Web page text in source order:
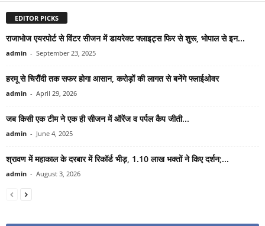
EDITOR PICKS
राजाभोज एयरपोर्ट से विंटर सीजन में डायरेक्ट फ्लाइट्स फिर से शुरू, भोपाल से इन...
admin - September 23, 2025
हरमू से चिरौंदी तक सफर होगा आसान, करोड़ों की लागत से बनेंगे फ्लाईओवर
admin - April 29, 2026
जब किसी एक टीम ने एक ही सीजन में ऑरेंज व पर्पल कैप जीती...
admin - June 4, 2025
श्रावण में महाकाल के दरबार में रिकॉर्ड भीड़, 1.10 लाख भक्तों ने किए दर्शन;...
admin - August 3, 2026